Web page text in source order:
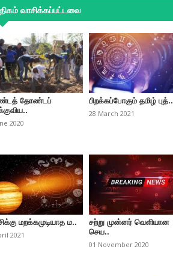
வாசிக்கப்பட்டவை
தோண்டப்
2020
பிறக்கப்போகும் தமிழ் புத்..
28 March 2021
மறக்கமுடியாத ம..
2021
சற்று முன்னர் வெளியான
செய..
01 November 2020